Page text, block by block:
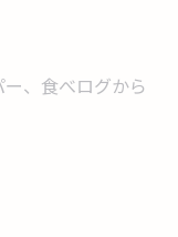
、食べログから